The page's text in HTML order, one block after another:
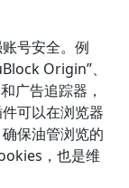
号安全。例
Origin”、
广告追踪器，
可以在浏览器
保油管浏览的
，也是维